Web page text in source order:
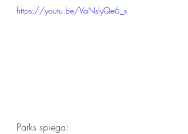
https://youtu.be/VaNslyQe6_s
Parks spiega: